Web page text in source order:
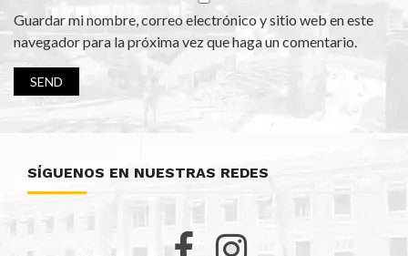
Guardar mi nombre, correo electrónico y sitio web en este
navegador para la próxima vez que haga un comentario.
SÍGUENOS EN NUESTRAS REDES